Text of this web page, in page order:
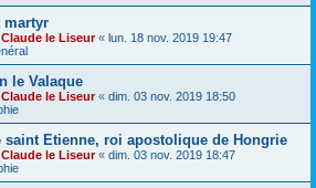
martyr
Claude le Liseur« lun. 18 nov. 2019 19:47
le Valaque
Claude le Liseur« dim. 03 nov. 2019 18:50
saint Etienne, roi apostolique de Hongrie
Claude le Liseur« dim. 03 nov. 2019 18:47